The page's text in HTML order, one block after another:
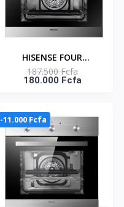
HISENSE FOUR
ELECTRIQUE
ENCASTRABLE NOIR
HBO60103
187.500 Fcfa
180.000 Fcfa
-11.000 Fcfa